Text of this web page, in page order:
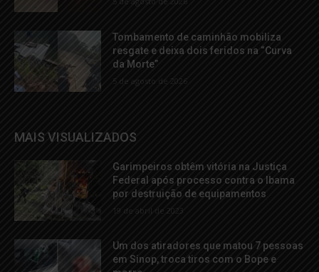
Tombamento de caminhão mobiliza
resgate e deixa dois feridos na “Curva
da Morte”
5 de agosto de 2026
MAIS VISUALIZADOS
Garimpeiros obtêm vitória na Justiça
Federal após processo contra o Ibama
por destruição de equipamentos
19 de abril de 2023
Um dos atiradores que matou 7 pessoas
em Sinop, troca tiros com o Bope e